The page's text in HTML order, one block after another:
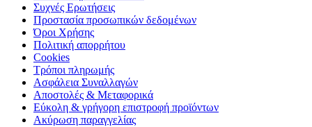
Συχνές Ερωτήσεις
Προστασία προσωπικών δεδομένων
Όροι Χρήσης
Πολιτική απορρήτου
Cookies
Τρόποι πληρωμής
Ασφάλεια Συναλλαγών
Αποστολές & Μεταφορικά
Εύκολη & γρήγορη επιστροφή προϊόντων
Ακύρωση παραγγελίας